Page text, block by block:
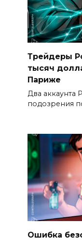
Трейдеры
тысяч
Париже
Два аккаунта
подозрения
Ошибка